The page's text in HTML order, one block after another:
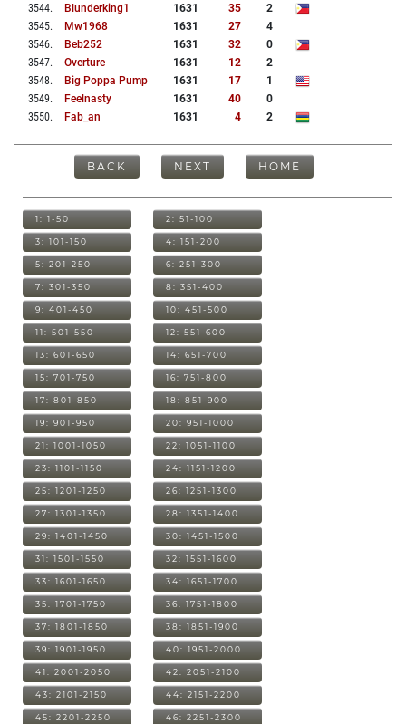
3544. Blunderking1 1631 35
2
3545. Mw1968 1631 27
4
3546. Beb252 1631 32
0
3547. Overture 1631 12
2
3548. Big Poppa Pump 1631 17
1
3549. Feelnasty 1631 40
0
3550. Fab_an 1631 4 2
BACK NEXT HOME
1: 1-50 2: 51-100
3: 101-150 4: 151-200
5: 201-250 6: 251-300
7: 301-350 8: 351-400
9: 401-450 10: 451-500
11: 501-550 12: 551-600
13: 601-650 14: 651-700
15: 701-750 16: 751-800
17: 801-850 18: 851-900
19: 901-950 20: 951-1000
21: 1001-1050 22: 1051-1100
23: 1101-1150 24: 1151-1200
25: 1201-1250 26: 1251-1300
27: 1301-1350 28: 1351-1400
29: 1401-1450 30: 1451-1500
31: 1501-1550 32: 1551-1600
33: 1601-1650 34: 1651-1700
35: 1701-1750 36: 1751-1800
37: 1801-1850 38: 1851-1900
39: 1901-1950 40: 1951-2000
41: 2001-2050 42: 2051-2100
43: 2101-2150 44: 2151-2200
45: 2201-2250 46: 2251-2300